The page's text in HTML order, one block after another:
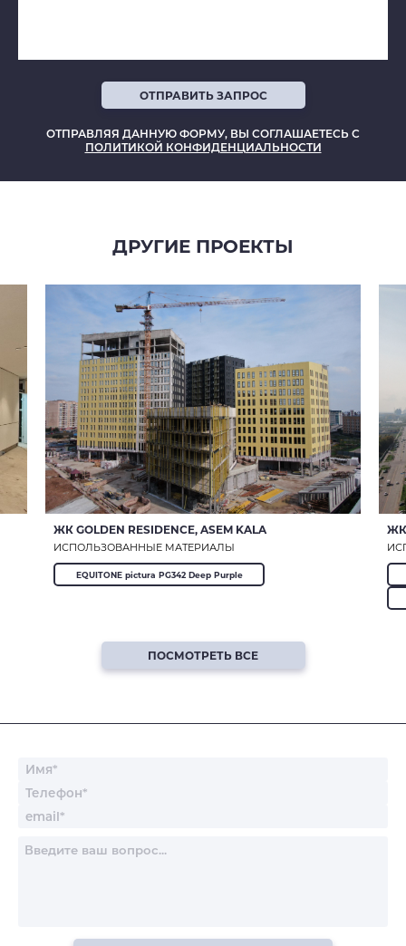
ОТПРАВИТЬ ЗАПРОС
ОТПРАВЛЯЯ ДАННУЮ ФОРМУ, ВЫ СОГЛАШАЕТЕСЬ С
ПОЛИТИКОЙ КОНФИДЕНЦИАЛЬНОСТИ
ДРУГИЕ ПРОЕКТЫ
ЖК GOLDEN RESIDENCE, ASEM KALA
ИСПОЛЬЗОВАННЫЕ МАТЕРИАЛЫ
EQUITONE pictura PG342 Deep Purple
ЖК
ПОСМОТРЕТЬ ВСЕ
ОТПРАВИТЬ ЗАПРОС
ОТПРАВЛЯЯ ДАННУЮ ФОРМУ, ВЫ СОГЛАШАЕТЕСЬ С
ПОЛИТИКОЙ КОНФИДЕНЦИАЛЬНОСТИ
Спасибо
Мы получили ваше сообщение, скоро
мы с Вами свяжемся.